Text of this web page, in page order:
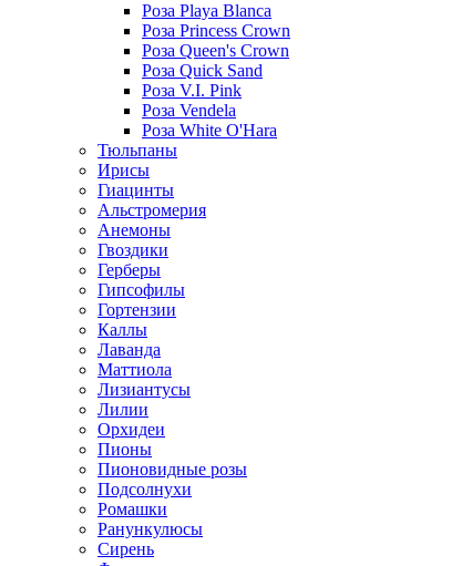
Роза Playa Blanca
Роза Princess Crown
Роза Queen's Crown
Роза Quick Sand
Роза V.I. Pink
Роза Vendela
Роза White O'Hara
Тюльпаны
Ирисы
Гиацинты
Альстромерия
Анемоны
Гвоздики
Герберы
Гипсофилы
Гортензии
Каллы
Лаванда
Маттиола
Лизиантусы
Лилии
Орхидеи
Пионы
Пионовидные розы
Подсолнухи
Ромашки
Ранункулюсы
Сирень